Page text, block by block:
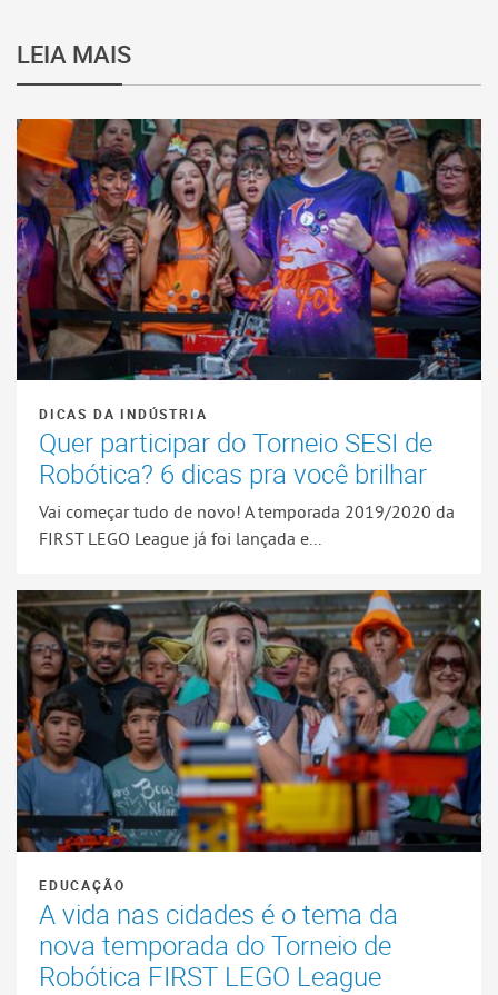
LEIA MAIS
DICAS DA INDÚSTRIA
Quer participar do Torneio SESI de
Robótica? 6 dicas pra você brilhar
Vai começar tudo de novo! A temporada 2019/2020 da
FIRST LEGO League já foi lançada e...
EDUCAÇÃO
A vida nas cidades é o tema da
nova temporada do Torneio de
Robótica FIRST LEGO League